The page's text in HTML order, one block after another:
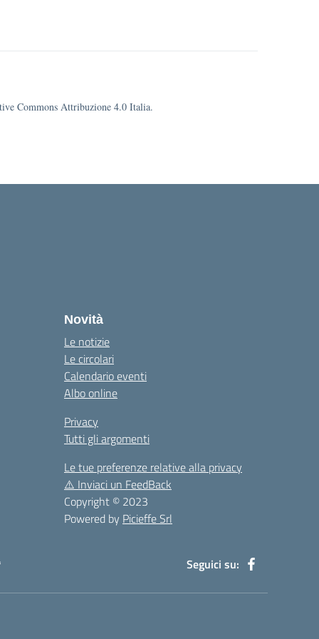
Commons Attribuzione 4.0 Italia.
Novità
Le notizie
Le circolari
Calendario eventi
Albo online
Privacy
Tutti gli argomenti
Le tue preferenze relative alla privacy
⚠️ Inviaci un FeedBack
Copyright © 2023
Powered by Picieffe Srl
Seguici su: